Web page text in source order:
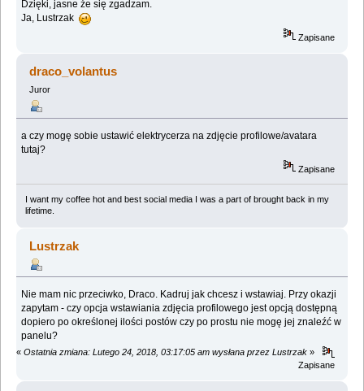
Dzięki, jasne że się zgadzam.
Ja, Lustrzak
Zapisane
draco_volantus
Juror
a czy mogę sobie ustawić elektrycerza na zdjęcie profilowe/avatara
tutaj?
Zapisane
I want my coffee hot and best social media I was a part of brought back in my
lifetime.
Lustrzak
Nie mam nic przeciwko, Draco. Kadruj jak chcesz i wstawiaj. Przy okazji
zapytam - czy opcja wstawiania zdjęcia profilowego jest opcją dostępną
dopiero po określonej ilości postów czy po prostu nie mogę jej znaleźć w
panelu?
« Ostatnia zmiana: Lutego 24, 2018, 03:17:05 am wysłana przez Lustrzak »
Zapisane